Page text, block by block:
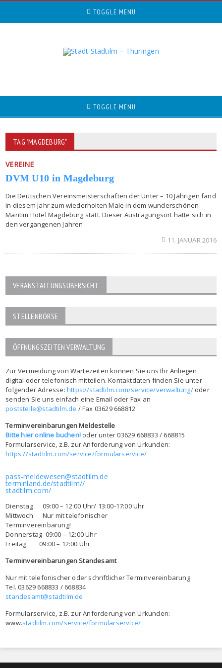
TOGGLE MENU
TOGGLE MENU
TAG "MAGDEBURG"
VEREINE
DVM U10 in Magdeburg
Die Deutschen Vereinsmeisterschaften der Unter – 10 Jährigen fand
in diesem Jahr zum wiederholten Male in dem wunderschönen
Maritim Hotel Magdeburg statt. Dieser Austragungsort hatte sich in
den vergangenen Jahren
11. JANUAR 2016
VERANSTALTUNGSÜBERSICHT
STELLENBÖRSE
ÖFFNUNGSZEITEN VERWALTUNG
Zur Vermeidung von Wartezeiten können Sie uns Ihr Anliegen
digital oder telefonisch mitteilen. Kontaktdaten finden Sie unter
folgender Adresse: https://stadtilm.com/service/verwaltung/oder
senden Sie uns einfach eine Email oder Fax an
poststelle@stadtilm.de / Fax 03629 668812
Terminvereinbarungen Meldestelle
Bitte hier online buchen! oder unter 03629 668833 / 668815
Formularservice, z.B. zur Anforderung von Urkunden:
https://stadtilm.com/service/formularservice/
pass-meldewesen@stadtilm.de
terminland.de/stadtilm//
stadtilm.com/
Dienstag 09:00 – 12:00 Uhr/ 13:00-17:00 Uhr
Mittwoch Nur mit telefonischer
Terminvereinbarung!
Donnerstag 09:00 – 12:00 Uhr
Freitag 09:00 – 12:00 Uhr
Terminvereinbarungen Standesamt
Nur mit telefonischer oder schriftlicher Terminvereinbarung
Tel. 03629 668833 / 668834
standesamt@stadtilm.de
Formularservice, z.B. zur Anforderung von Urkunden:
www.stadtilm.com/service/formularservice/